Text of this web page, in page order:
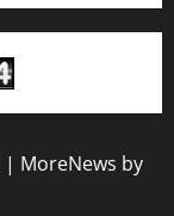
| MoreNews by